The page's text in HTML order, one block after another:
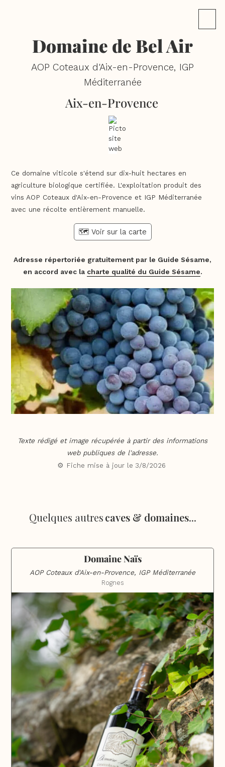
Domaine de Bel Air
AOP Coteaux d'Aix-en-Provence, IGP
Méditerranée
Aix-en-Provence
Ce domaine viticole s'étend sur dix-huit hectares en
agriculture biologique certifiée. L'exploitation produit des
vins AOP Coteaux d'Aix-en-Provence et IGP Méditerranée
avec une récolte entièrement manuelle.
🗺️ Voir sur la carte
Adresse répertoriée gratuitement par le Guide Sésame,
en accord avec la charte qualité du Guide Sésame.
Texte rédigé et image récupérée à partir des informations
web publiques de l'adresse.
⚙️ Fiche mise à jour le 3/8/2026
Quelques autrescaves & domaines...
Domaine Naïs
AOP Coteaux d'Aix-en-Provence, IGP Méditerranée
Rognes